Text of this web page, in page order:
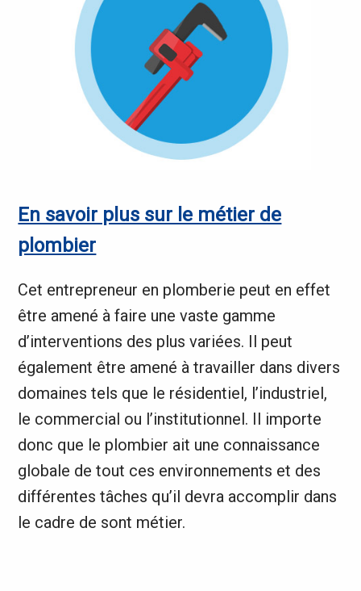
En savoir plus sur le métier de
plombier
Cet entrepreneur en plomberie peut en effet
être amené à faire une vaste gamme
d’interventions des plus variées. Il peut
également être amené à travailler dans divers
domaines tels que le résidentiel, l’industriel,
le commercial ou l’institutionnel. Il importe
donc que le plombier ait une connaissance
globale de tout ces environnements et des
différentes tâches qu’il devra accomplir dans
le cadre de sont métier.